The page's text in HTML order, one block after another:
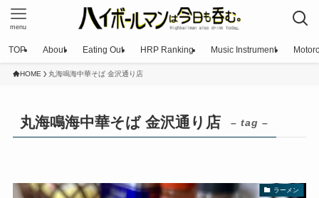
menu
TOP About Eating Out HRP Ranking Music Instrument
HOME 丸海鳴海中華そば 金沢通り店
丸海鳴海中華そば 金沢通り店 – tag –
ラーメン